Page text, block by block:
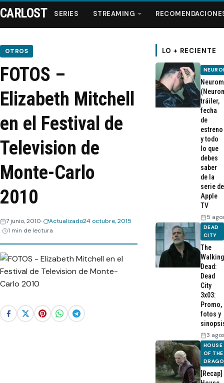
Series
Streaming
Recomendaciones
CARLOST SERIES STREAMING
OTROS
FOTOS –
Elizabeth Mitchell
en el Festival de
Television de
Monte-Carlo
2010
7 junio, 2010 Actualizado24 octubre, 2015
1 min de lectura
LO + RECIENTE
tráiler,
fecha
de
estreno
y todo
lo que
debes
saber
de la
serie de
Apple
TV
5
DEAD
CITY
The
Walking
Dead:
Dead
City
3x03:
Promo,
fotos y
3
HOUSE
OF THE
[Recap]